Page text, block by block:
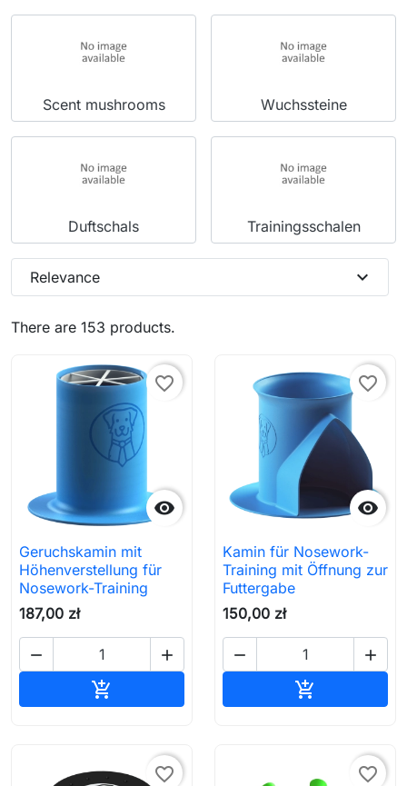
Scent mushrooms Wuchssteine
Duftschals Trainingsschalen
There are 153 products.
Relevance expand_more

favorite_border
Geruchskamin mit
Höhenverstellung für
Nosework-Training
187,00 zł
 


favorite_border
Kamin für Nosework-
Training mit Öffnung zur
Futtergabe
150,00 zł
 

favorite_border favorite_border